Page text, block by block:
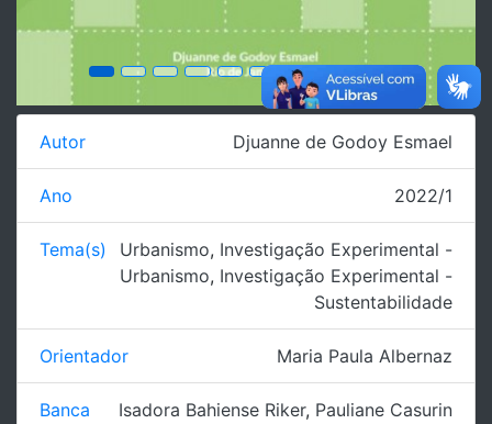
Autor Djuanne de Godoy Esmael
Ano 2022/1
Tema(s) Urbanismo, Investigação Experimental -
Urbanismo, Investigação Experimental -
Sustentabilidade
Orientador Maria Paula Albernaz
Banca Isadora Bahiense Riker, Pauliane Casurin